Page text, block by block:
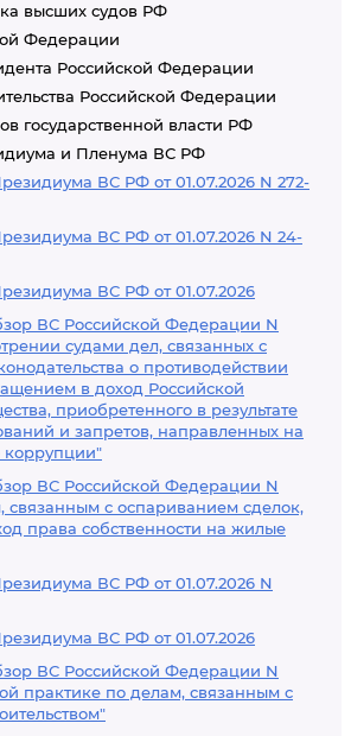
высших судов РФ
Федерации
Российской Федерации
Российской Федерации
государственной власти РФ
и Пленума ВС РФ
ВС РФ от 01.07.2026 N 272-
ВС РФ от 01.07.2026 N 24-
ВС РФ от 01.07.2026
ВС Российской Федерации N
судами дел, связанных с
о противодействии
в доход Российской
приобретенного в результате
и запретов, направленных на
ВС Российской Федерации N
связанным с оспариванием сделок,
права собственности на жилые
ВС РФ от 01.07.2026 N
ВС РФ от 01.07.2026
ВС Российской Федерации N
практике по делам, связанным с